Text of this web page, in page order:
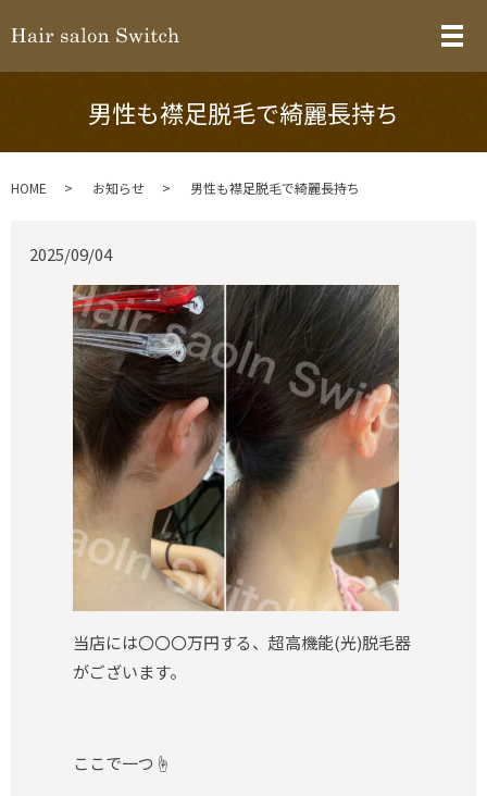
メ
男性も襟足脱毛で綺麗長持ち
HOME お知らせ 男性も襟足脱毛で綺麗長持ち
2025/09/04
当店には〇〇〇万円する、超高機能(光)脱毛器
がございます。
ここで一つ☝️